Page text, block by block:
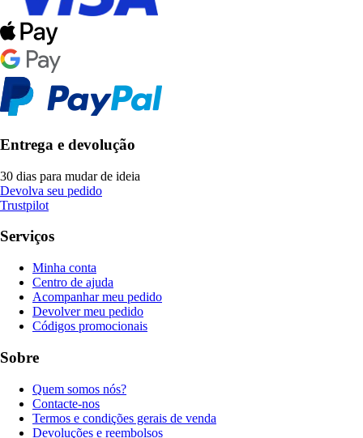
Entrega e devolução
30 dias para mudar de ideia
Devolva seu pedido
Trustpilot
Serviços
Minha conta
Centro de ajuda
Acompanhar meu pedido
Devolver meu pedido
Códigos promocionais
Sobre
Quem somos nós?
Contacte-nos
Termos e condições gerais de venda
Devoluções e reembolsos